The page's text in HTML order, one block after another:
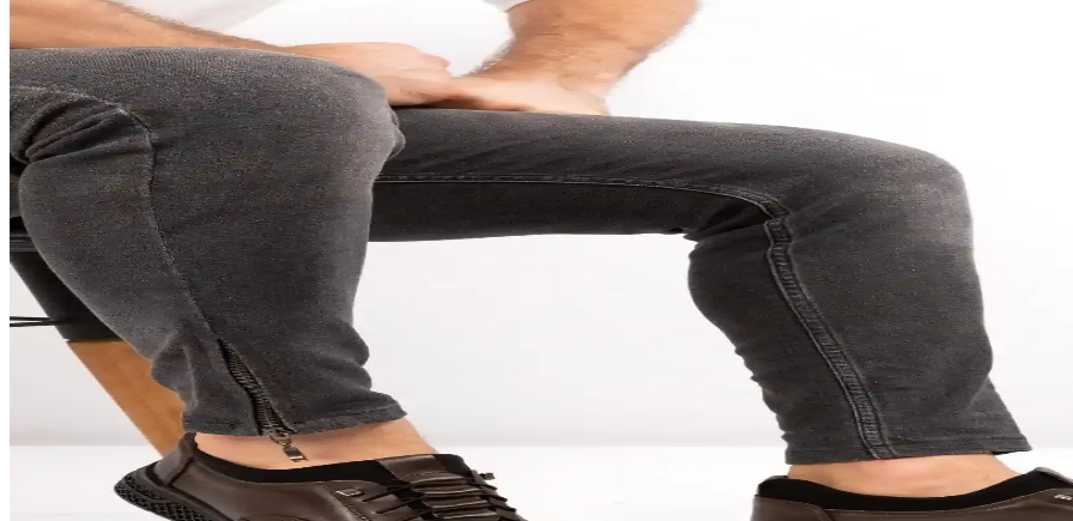
Lumberjack Deri Erkek Ayakkabıları: Doğadan İlham Alan Dayanıklı ve Şık Tasarımlar
Lumberjack deri erkek ayakkabıları, dayanıklılık ve şıklığı bir arada sunar. Doğal tasarımlarıyla şehir ve doğa aktivitelerinde rahatlık sağlar,
Erkek Modasında Yüksek Topuklu Kundura Trendleri ve Stil İpuçları
Erkek modasında yüksek topuklu kundura, cesur ve özgün tarzların simgesi haline gelirken, farklı malzeme ve renk seçenekleriyle günlük ve
İtalyan Klasik Erkek Ayakkabıları: Zarafet ve Şıklığın Güncel Modelleri
İtalyan klasik erkek ayakkabıları yüksek kalite deri, detaylı işçilik ve şık tasarımlarıyla her ortamda stilinizi yansıtır. Güncel modellerle şıklığa
Taraklı Ayaklar İçin Uygun Erkek Ayakkabı Seçimi ve Stil İpuçları
Taraklı ayak yapısına uygun erkek ayakkabılarıyla hem sağlık hem de şıklık ön planda. Konforlu ve destekleyici modellerle gün boyunca
Erkek Baba Ayakkabısı: Güncel Trendler ve Stil İpuçlarıyla Konfor ve Şıklık
Erkek baba ayakkabısı, şıklık ve konforun buluştuğu en önemli detaylardan biri. Güncel trendler, stil önerileri ve bakım ipuçlarıyla tarzınızı
Skechers Arch Fit Erkek Lacivert Ayakkabılar: Modern Tarz ve Konforun Buluşması